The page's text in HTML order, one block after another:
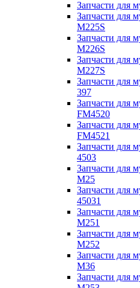
Запчасти для
Запчасти для
M225S
Запчасти для
M226S
Запчасти для
M227S
Запчасти для
397
Запчасти для
FM4520
Запчасти для
FM4521
Запчасти для
4503
Запчасти для
M25
Запчасти для
45031
Запчасти для
M251
Запчасти для
M252
Запчасти для
M36
Запчасти для